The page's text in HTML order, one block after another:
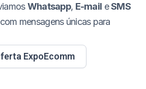
Whatsapp, E-mail eSMS
mensagens únicas para
ExpoEcomm